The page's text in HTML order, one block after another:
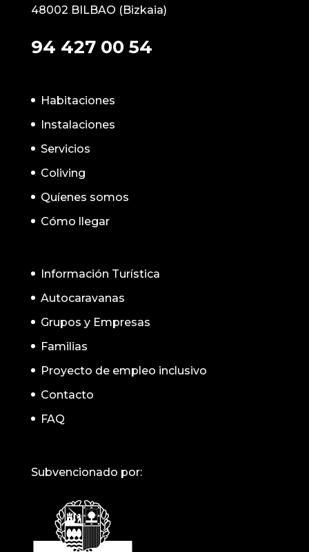
48002 BILBAO (Bizkaia)
94 427 00 54
Habitaciones
Instalaciones
Servicios
Coliving
Quíenes somos
Cómo llegar
Información Turística
Autocaravanas
Grupos y Empresas
Familias
Proyecto de empleo inclusivo
Contacto
FAQ
Subvencionado por: